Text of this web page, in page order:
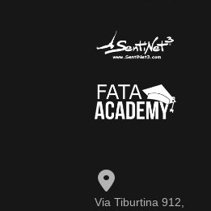
Via Tiburtina 912,